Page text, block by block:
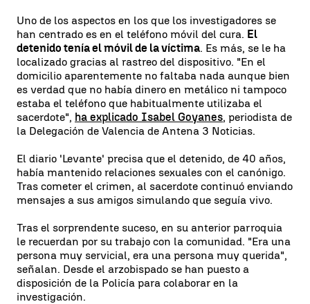
Uno de los aspectos en los que los investigadores se
han centrado es en el teléfono móvil del cura. El
detenido tenía el móvil de la víctima. Es más, se le ha
localizado gracias al rastreo del dispositivo. "En el
domicilio aparentemente no faltaba nada aunque bien
es verdad que no había dinero en metálico ni tampoco
estaba el teléfono que habitualmente utilizaba el
sacerdote", ha explicado Isabel Goyanes, periodista de
la Delegación de Valencia de Antena 3 Noticias.
El diario 'Levante' precisa que el detenido, de 40 años,
había mantenido relaciones sexuales con el canónigo.
Tras cometer el crimen, al sacerdote continuó enviando
mensajes a sus amigos simulando que seguía vivo.
Tras el sorprendente suceso, en su anterior parroquia
le recuerdan por su trabajo con la comunidad. "Era una
persona muy servicial, era una persona muy querida",
señalan. Desde el arzobispado se han puesto a
disposición de la Policía para colaborar en la
investigación.